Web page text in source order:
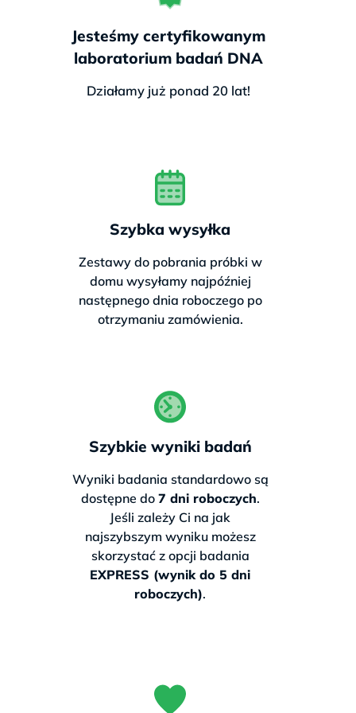
ryzykanieprawidłowego
pobrania
🎁 Chcesz sprawdzić więcej za
Tak, chcę pakiet poszerzony o
nietolerancję laktozy – najczęstszą
przyczynę dolegliwości pokarmowych.
Tylko 554 złza2 testy w 1 pakiecie –
327 zł
Cena zawiera
darmową przesyłkę
(bez badania na nietolerancję laktozy)
Zamów teraz
Jesteśmy certyfikowanym
laboratorium badań DNA
Działamy już ponad 20 lat!
Szybka wysyłka
Zestawy do pobrania próbki w
domu wysyłamy najpóźniej
następnego dnia roboczego po
otrzymaniu zamówienia.
Szybkie wyniki badań
Wyniki badania standardowo są
dostępne do 7 dni roboczych.
Jeśli zależy Ci na jak
najszybszym wyniku możesz
skorzystać z opcji badania
EXPRESS (wynik do 5 dni
roboczych).